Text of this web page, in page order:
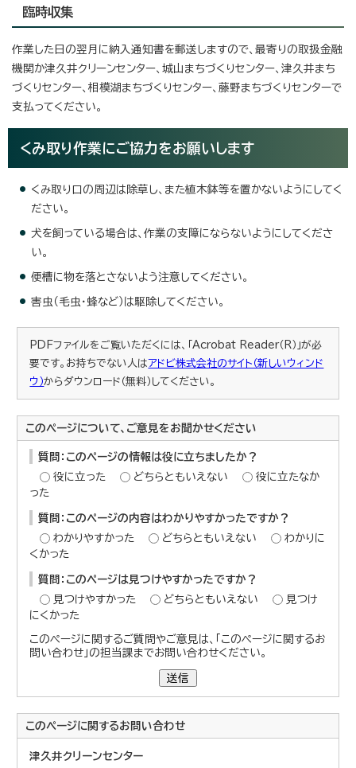
臨時収集
作業した日の翌月に納入通知書を郵送しますので、最寄りの取扱金融
機関か津久井クリーンセンター、城山まちづくりセンター、津久井まち
づくりセンター、相模湖まちづくりセンター、藤野まちづくりセンターで
支払ってください。
くみ取り作業にご協力をお願いします
くみ取り口の周辺は除草し、また植木鉢等を置かないようにしてく
ださい。
犬を飼っている場合は、作業の支障にならないようにしてくださ
い。
便槽に物を落とさないよう注意してください。
害虫（毛虫・蜂など）は駆除してください。
PDFファイルをご覧いただくには、「Acrobat Reader（R）」が必
要です。お持ちでない人はアドビ株式会社のサイト（新しいウィンド
ウ）からダウンロード（無料）してください。
このページについて、ご意見をお聞かせください
質問：このページの情報は役に立ちましたか？
役に立った
どちらともいえない
役に立たなか
った
質問：このページの内容はわかりやすかったですか？
わかりやすかった
どちらともいえない
わかりに
くかった
質問：このページは見つけやすかったですか？
見つけやすかった
どちらともいえない
見つけ
にくかった
このページに関するご質問やご意見は、「このページに関するお
問い合わせ」の担当課までお問い合わせください。
送信
このページに関するお問い合わせ
津久井クリーンセンター